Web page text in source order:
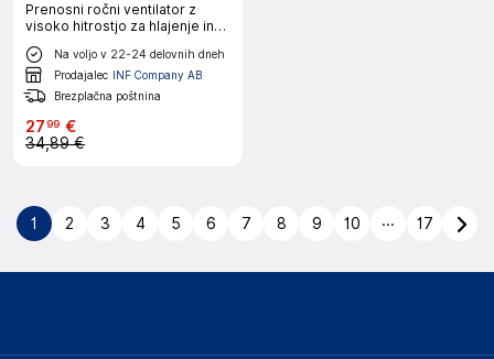
Prenosni ročni ventilator z
visoko hitrostjo za hlajenje in
udobje Grey
Na voljo v 22-24 delovnih dneh
Prodajalec INF Company AB
Brezplačna poštnina
2799 €
34,89 €
1 2 3 4 5 6 7 8 9 10 ... 17